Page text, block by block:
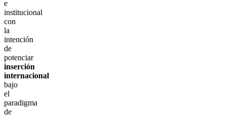
e
institucional
con
la
intención
de
potenciar
inserción
internacional
bajo
el
paradigma
de